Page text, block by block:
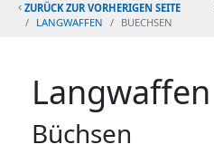
ZURÜCK ZUR VORHERIGEN SEITE
LANGWAFFEN
BUECHSEN
Langwaffen
Büchsen